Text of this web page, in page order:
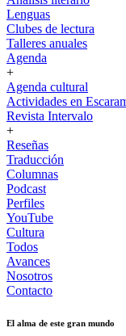
Lenguas
Clubes de lectura
Talleres anuales
Agenda
+
Agenda cultural
Actividades en
Revista Intervalo
+
Reseñas
Traducción
Columnas
Podcast
Perfiles
YouTube
Cultura
Todos
Avances
Nosotros
Contacto
El alma de este gran mundo